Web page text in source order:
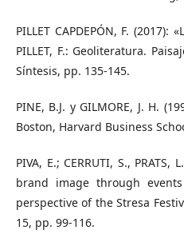
PILLET CAPDEPÓN, F.
PILLET, F.: Geoliteratura.
Síntesis, pp. 135-145.
PINE, B.J. y GILMORE, J. H.
Boston, Harvard Business
PIVA, E.; CERRUTI, S., PRATS,
brand image through
perspective of the Stresa
15, pp. 99-116.